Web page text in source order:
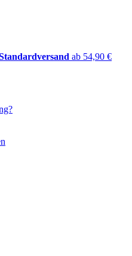
ab 54,90 €